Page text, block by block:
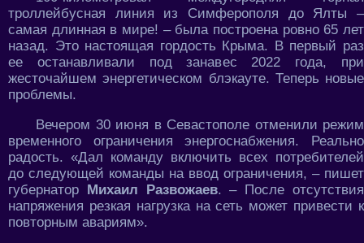
троллейбусная линия из Симферополя до Ялты –
самая длинная в мире! – была построена ровно 65 лет
назад. Это настоящая гордость Крыма. В первый раз
ее останавливали под занавес 2022 года, при
жесточайшем энергетическом блэкауте. Теперь новые
проблемы.
Вечером 30 июня в Севастополе отменили режим
временного ограничения энергоснабжения. Реально
радость. «Дал команду включить всех потребителей
до следующей команды на ввод ограничения, – пишет
губернатор Михаил Развожаев. – После отсутствия
напряжения резкая нагрузка на сеть может привести к
повторным авариям».